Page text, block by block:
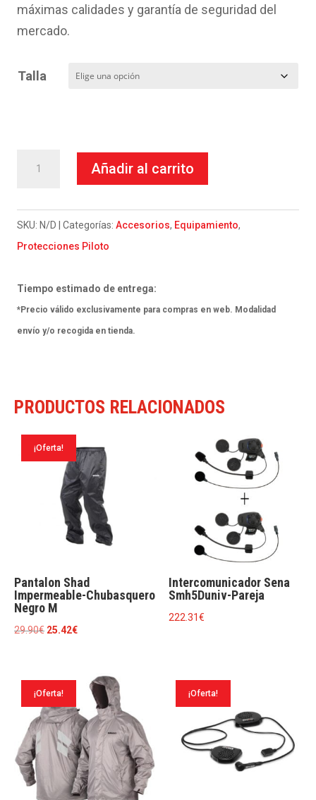
máximas calidades y garantía de seguridad del
mercado.
Talla
Air
0.5
Añadir al carrito
SKU:N/D Categorías:Accesorios, Equipamiento,
Protecciones Piloto
Tiempo estimado de entrega:
*Precio válido exclusivamente para compras en web. Modalidad
envío y/o recogida en tienda.
PRODUCTOS RELACIONADOS
¡Oferta!
Pantalon Shad
Impermeable-Chubasquero
Negro M
29.90€ El
25.42€El
25.42€.
Intercomunicador Sena
Smh5Duniv-Pareja
222.31€
¡Oferta! ¡Oferta!